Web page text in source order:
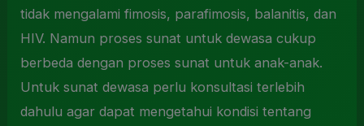
tidak mengalami fimosis, parafimosis, balanitis, dan
HIV. Namun proses sunat untuk dewasa cukup
berbeda dengan proses sunat untuk anak-anak.
Untuk sunat dewasa perlu konsultasi terlebih
dahulu agar dapat mengetahui kondisi tentang